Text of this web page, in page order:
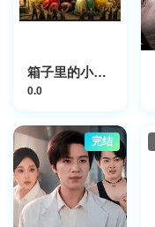
箱子里的小人国
0.0
完结